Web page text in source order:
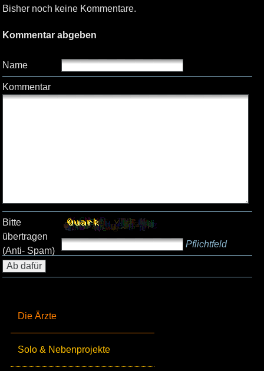
Die Ärzte
Solo & Nebenprojekte
Bisher noch keine Kommentare.
Kommentar abgeben
Name
Kommentar
Bitte
übertragen
(Anti- Spam)
Pflichtfeld